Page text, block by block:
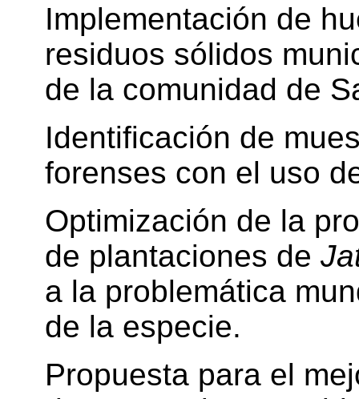
Implementación de
residuos sólidos
de la comunidad de
Identificación de
forenses con el uso
Optimización de la
de plantaciones de
a la problemática
de la especie.
Propuesta para el